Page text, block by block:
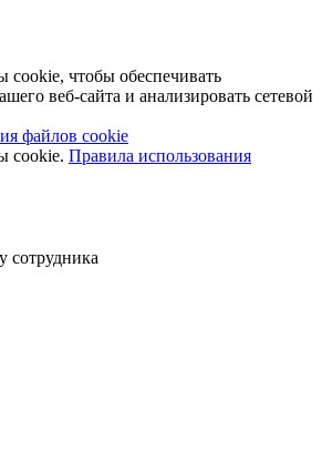
чтобы обеспечивать
веб-сайта и анализировать сетевой
файлов cookie
cookie. Правила использования
сотрудника